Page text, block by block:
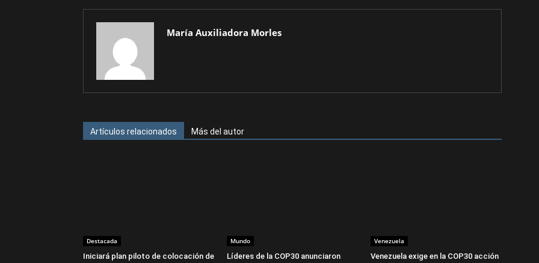
María Auxiliadora Morles
Artículos relacionados Más del autor
Destacada
Iniciará plan piloto de colocación de
Mundo
Líderes de la COP30 anunciaron
Venezuela
Venezuela exige en la COP30 acción